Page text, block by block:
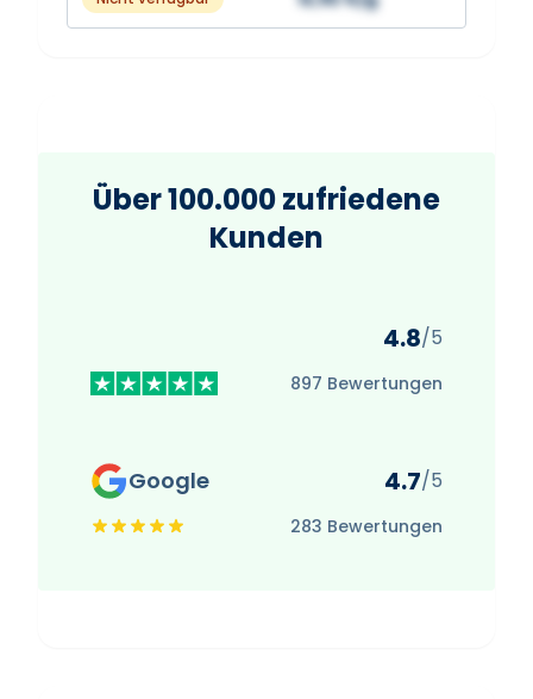
Über 100.000 zufriedene
Kunden
4.8/5
897 Bewertungen
Google 4.7/5
283 Bewertungen